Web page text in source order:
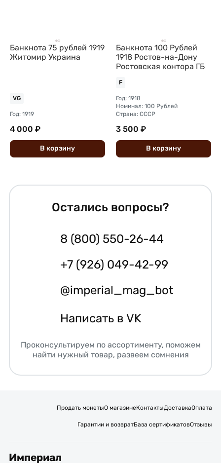
Банкнота 75 рублей 1919
Житомир Украина
VG
Год: 1919
4 000 ₽
В корзину
Банкнота 100 Рублей
1918 Ростов-на-Дону
Ростовская контора ГБ
F
Год: 1918
Номинал: 100 Рублей
Страна: СССР
3 500 ₽
В корзину
Остались вопросы?
8 (800) 550-26-44
+7 (926) 049-42-99
@imperial_mag_bot
Написать в VK
Проконсультируем по ассортименту, поможем
найти нужный товар, развеем сомнения
Продать монетыО магазинеКонтактыДоставкаОплата
Гарантии и возвратБаза сертификатовОтзывы
Империал